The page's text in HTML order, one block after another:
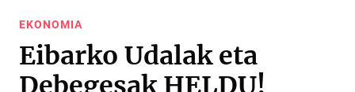
EKONOMIA
Eibarko Udalak eta
Debegesak HELDU!